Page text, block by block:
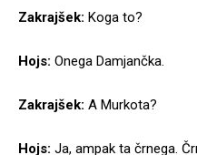
Zakrajšek: Koga to?
Hojs: Onega Damjančka.
Zakrajšek: A Murkota?
Hojs: Ja, ampak ta črnega.